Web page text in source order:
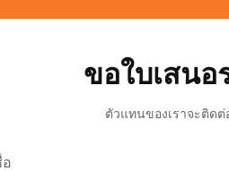
ขอใบเสนอ
ตัวแทนของเราจะติด